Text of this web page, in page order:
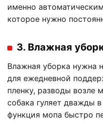
именно
которое нужно
3. Влажная
Влажная уборка нужна
для ежедневной
пленку, разводы возле
собака гуляет дважды
функция мопа быстро